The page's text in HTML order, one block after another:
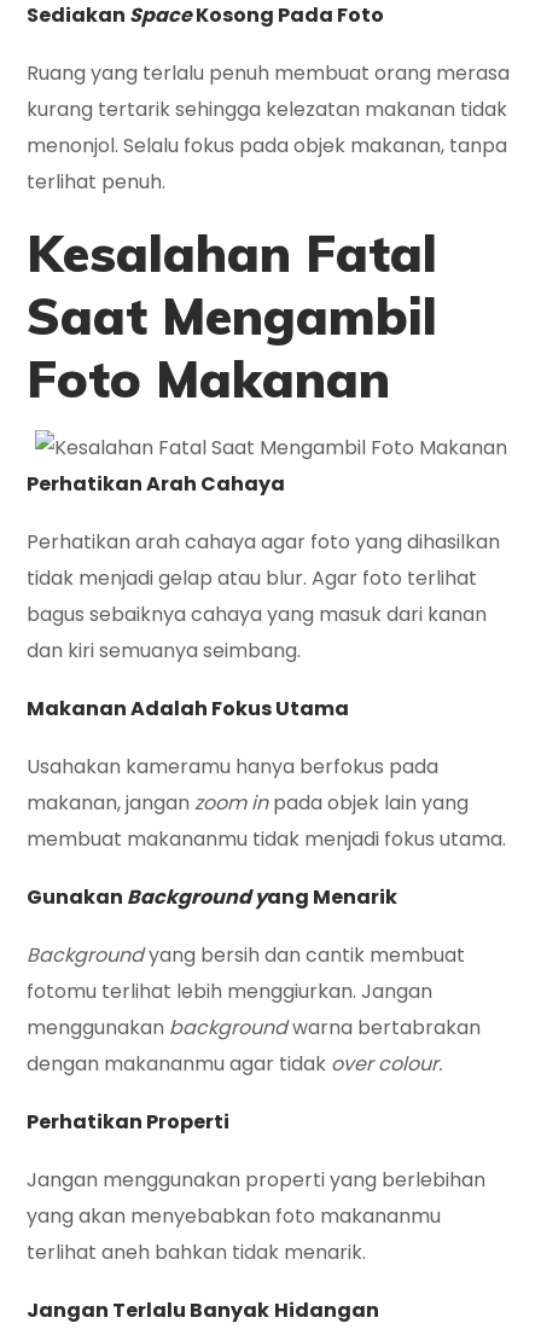
Sediakan SpaceKosong Pada Foto
Ruang yang terlalu penuh membuat orang merasa
kurang tertarik sehingga kelezatan makanan tidak
menonjol. Selalu fokus pada objek makanan, tanpa
terlihat penuh.
Kesalahan Fatal
Saat Mengambil
Foto Makanan
Perhatikan Arah Cahaya
Perhatikan arah cahaya agar foto yang dihasilkan
tidak menjadi gelap atau blur. Agar foto terlihat
bagus sebaiknya cahaya yang masuk dari kanan
dan kiri semuanya seimbang.
Makanan Adalah Fokus Utama
Usahakan kameramu hanya berfokus pada
makanan, janganzoom inpada objek lain yang
membuat makananmu tidak menjadi fokus utama.
Gunakan Background yang Menarik
Backgroundyang bersih dan cantik membuat
fotomu terlihat lebih menggiurkan. Jangan
menggunakan backgroundwarna bertabrakan
dengan makananmu agar tidak over colour.
Perhatikan Properti
Jangan menggunakan properti yang berlebihan
yang akan menyebabkan foto makananmu
terlihat aneh bahkan tidak menarik.
Jangan Terlalu Banyak Hidangan